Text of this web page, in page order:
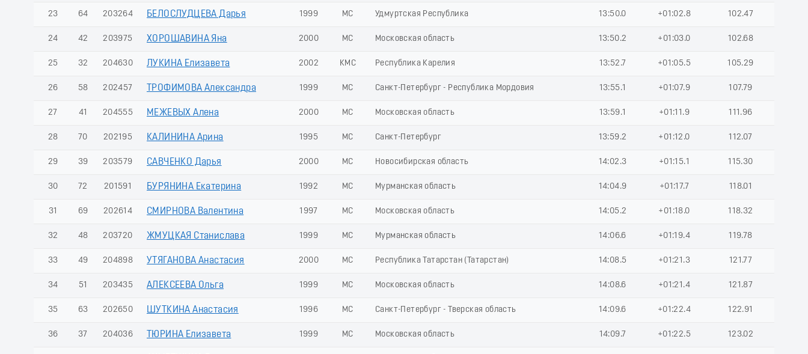
23 64 203264 БЕЛОСЛУДЦЕВА Дарья 1999 МС Удмуртская Республика 13:50.0 +01:02.8 102.47
24 42 203975 ХОРОШАВИНА Яна 2000 МС Московская область 13:50.2 +01:03.0 102.68
25 32 204630 ЛУКИНА Елизавета 2002 КМС Республика Карелия 13:52.7 +01:05.5 105.29
26 58 202457 ТРОФИМОВА Александра 1999 МС Санкт-Петербург - Республика Мордовия 13:55.1 +01:07.9 107.79
27 41 204555 МЕЖЕВЫХ Алена 2000 МС Московская область 13:59.1 +01:11.9 111.96
28 70 202195 КАЛИНИНА Арина 1995 МС Санкт-Петербург 13:59.2 +01:12.0 112.07
29 39 203579 САВЧЕНКО Дарья 2000 МС Новосибирская область 14:02.3 +01:15.1 115.30
30 72 201591 БУРЯНИНА Екатерина 1992 МС Мурманская область 14:04.9 +01:17.7 118.01
31 69 202614 СМИРНОВА Валентина 1997 МС Московская область 14:05.2 +01:18.0 118.32
32 48 203720 ЖМУЦКАЯ Станислава 1999 МС Мурманская область 14:06.6 +01:19.4 119.78
33 49 204898 УТЯГАНОВА Анастасия 2000 МС Республика Татарстан (Татарстан) 14:08.5 +01:21.3 121.77
34 51 203435 АЛЕКСЕЕВА Ольга 1999 МС Московская область 14:08.6 +01:21.4 121.87
35 63 202650 ШУТКИНА Анастасия 1996 МС Санкт-Петербург - Тверская область 14:09.6 +01:22.4 122.91
36 37 204036 ТЮРИНА Елизавета 1999 МС Московская область 14:09.7 +01:22.5 123.02